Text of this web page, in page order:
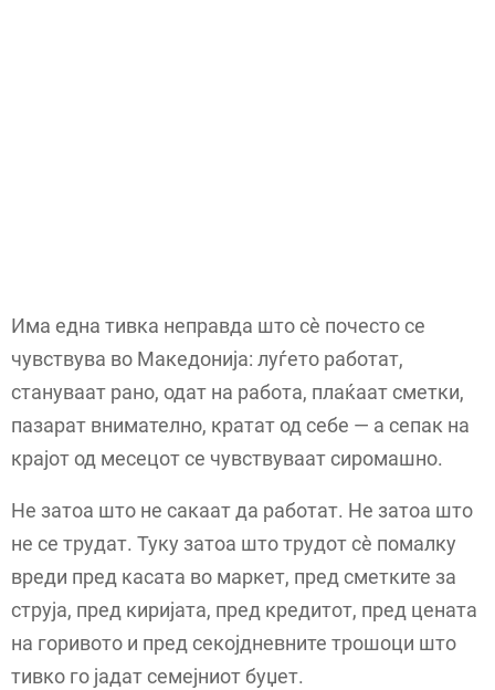
Има една тивка неправда што сè почесто се
чувствува во Македонија: луѓето работат,
стануваат рано, одат на работа, плаќаат сметки,
пазарат внимателно, кратат од себе — а сепак на
крајот од месецот се чувствуваат сиромашно.
Не затоа што не сакаат да работат. Не затоа што
не се трудат. Туку затоа што трудот сè помалку
вреди пред касата во маркет, пред сметките за
струја, пред киријата, пред кредитот, пред цената
на горивото и пред секојдневните трошоци што
тивко го јадат семејниот буџет.